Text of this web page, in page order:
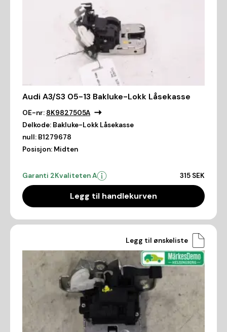
Audi A3/S3 05-13 Bakluke-Lokk Låsekasse
OE-nr: 8K9827505A
Delkode: Bakluke-Lokk Låsekasse
null: B1279678
Posisjon: Midten
Garanti 2Kvaliteten A 315 SEK
Legg til handlekurven
Legg til ønskeliste